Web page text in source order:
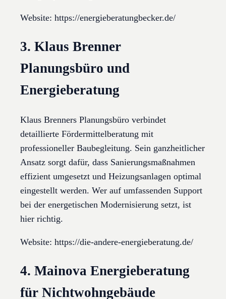
Website: https://energieberatungbecker.de/
3. Klaus Brenner
Planungsbüro und
Energieberatung
Klaus Brenners Planungsbüro verbindet
detaillierte Fördermittelberatung mit
professioneller Baubegleitung. Sein ganzheitlicher
Ansatz sorgt dafür, dass Sanierungsmaßnahmen
effizient umgesetzt und Heizungsanlagen optimal
eingestellt werden. Wer auf umfassenden Support
bei der energetischen Modernisierung setzt, ist
hier richtig.
Website: https://die-andere-energieberatung.de/
4. Mainova Energieberatung
für Nichtwohngebäude